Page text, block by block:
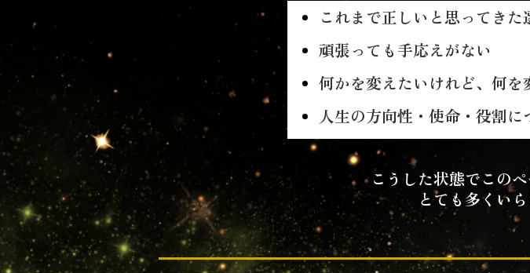
これまで正しいと思ってき
頑張っても手応えがない
何かを変えたいけれど、何
人生の方向性・使命・役割
こうした状態でこの
とても多くい